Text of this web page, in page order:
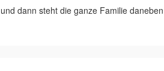
und dann steht die ganze Familie